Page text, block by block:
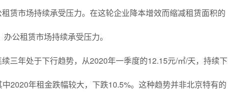
赁市场持续承受压力。在这轮企业降本增效而缩减租赁面积的
公租赁市场持续承受压力。
三年处于下行趋势，从2020年一季度的12.15元/㎡/天，持续下
2020年租金跌幅较大，下跌10.5%。这种趋势并非北京特有的